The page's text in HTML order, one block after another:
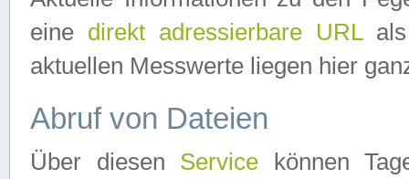
eine direkt adressierbare URLals
aktuellen Messwerte liegen hier
Abruf von Dateien
Über diesen Service können